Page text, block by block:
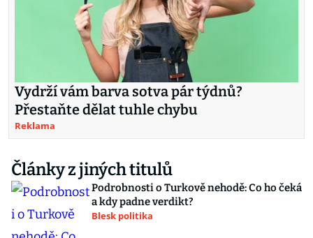
Vydrží vám barva sotva pár týdnů?
Přestaňte dělat tuhle chybu
Reklama
Články z jiných titulů
Podrobnosti o Turkově nehodě: Co ho čeká
a kdy padne verdikt?
Blesk politika